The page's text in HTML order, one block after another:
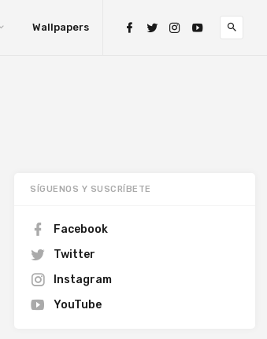
Wallpapers
SÍGUENOS Y SUSCRÍBETE
Facebook
Twitter
Instagram
YouTube